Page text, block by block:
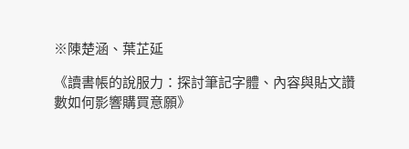
※陳楚涵、葉芷延
《讀書帳的說服力：探討筆記字體、內容與貼文讚
數如何影響購買意願》